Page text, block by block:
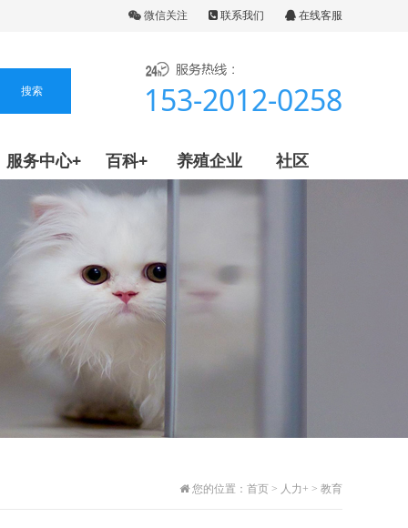
微信关注 联系我们 在线客服
153-2012-0258
服务中心+ 百科+ 养殖企业 社区
您的位置： 首页 > 人力+ > 教育